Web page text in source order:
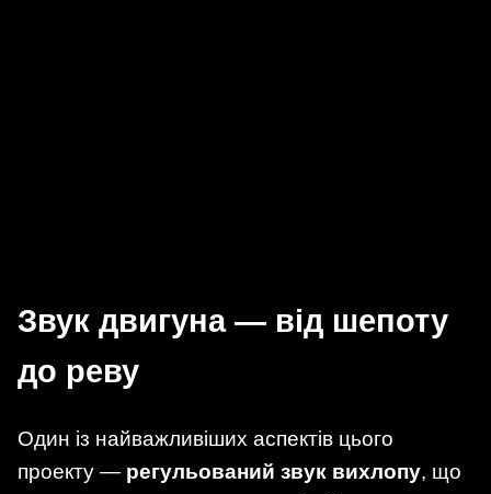
Звук двигуна — від шепоту
до реву
Один із найважливіших аспектів цього
проекту — регульований звук вихлопу, що